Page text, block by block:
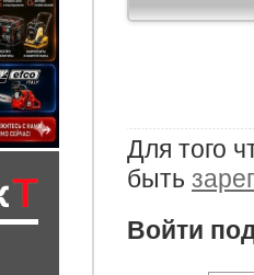
Для того
быть
Войти